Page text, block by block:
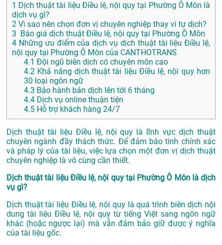
1 Dịch thuật tài liệu Điều lệ, nội quy tại Phường Ô Môn là
dịch vụ gì?
2 Vì sao nên chọn đơn vị chuyên nghiệp thay vì tự dịch?
3 Báo giá dịch thuật Điều lệ, nội quy tại Phường Ô Môn
4 Những ưu điểm của dịch vụ dịch thuật tài liệu Điều lệ,
nội quy tại Phường Ô Môn của CANTHOTRANS
4.1 Đội ngũ biên dịch có chuyên môn cao
4.2 Khả năng dịch thuật tài liệu Điều lệ, nội quy hơn
30 loại ngôn ngữ
4.3 Bảo hành bản dịch lên tới 6 tháng
4.4 Dịch vụ online thuận tiện
4.5 Hỗ trợ khách hàng 24/7
Dịch thuật tài liệu Điều lệ, nội quy là lĩnh vực dịch thuật
chuyên ngành đầy thách thức. Để đảm bảo tính chính xác
và pháp lý của tài liệu, việc lựa chọn một đơn vị dịch thuật
chuyên nghiệp là vô cùng cần thiết.
Dịch thuật tài liệu Điều lệ, nội quy tại Phường Ô Môn là dịch
vụ gì?
Dịch thuật tài liệu Điều lệ, nội quy là quá trình biên dịch nội
dung tài liệu Điều lệ, nội quy từ tiếng Việt sang ngôn ngữ
khác (hoặc ngược lại) mà vẫn đảm bảo giữ được ý nghĩa
của tài liệu gốc.